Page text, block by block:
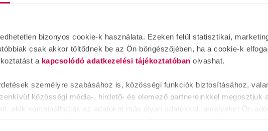
bizonyos cookie-k használata. Ezeken felül statisztikai,
csak akkor töltődnek be az Ön böngészőjében, ha a cookie-k
a kapcsolódó adatkezelési tájékoztatóban olvashat.
személyre szabásához is, közösségi funkciók biztosításához,
közösségi média-, hirdető- és elemező partnereinkkel megosztjuk
akik kombinálhatják az adatokat más olyan adatokkal, amelyeket Ön
Akiknek a zene
érdemes tudni
jún.
A nyári fesztiválok